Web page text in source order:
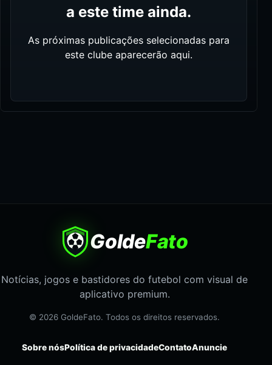
a este time ainda.
As próximas publicações selecionadas para
este clube aparecerão aqui.
GoldeFato
Notícias, jogos e bastidores do futebol com visual de
aplicativo premium.
© 2026 GoldeFato. Todos os direitos reservados.
Sobre nósPolítica de privacidadeContatoAnuncie